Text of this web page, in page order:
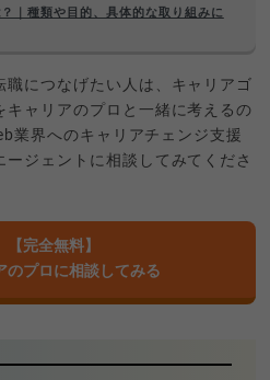
｜種類や目的、具体的な取り組みに
職につなげたい人は、キャリアゴ
ャリアのプロと一緒に考えるの
業界へのキャリアチェンジ支援
ジェントに相談してみてくださ
【完全無料】
のプロに相談してみる